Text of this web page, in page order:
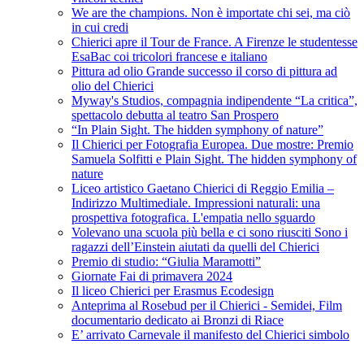
We are the champions. Non è importate chi sei, ma ciò
in cui credi
Chierici apre il Tour de France. A Firenze le studentesse
EsaBac coi tricolori francese e italiano
Pittura ad olio Grande successo il corso di pittura ad
olio del Chierici
Myway's Studios, compagnia indipendente “La critica”,
spettacolo debutta al teatro San Prospero
“In Plain Sight. The hidden symphony of nature”
Il Chierici per Fotografia Europea. Due mostre: Premio
Samuela Solfitti e Plain Sight. The hidden symphony of
nature
Liceo artistico Gaetano Chierici di Reggio Emilia –
Indirizzo Multimediale. Impressioni naturali: una
prospettiva fotografica. L'empatia nello sguardo
Volevano una scuola più bella e ci sono riusciti Sono i
ragazzi dell’Einstein aiutati da quelli del Chierici
Premio di studio: “Giulia Maramotti”
Giornate Fai di primavera 2024
Il liceo Chierici per Erasmus Ecodesign
Anteprima al Rosebud per il Chierici - Semidei, Film
documentario dedicato ai Bronzi di Riace
E’ arrivato Carnevale il manifesto del Chierici simbolo